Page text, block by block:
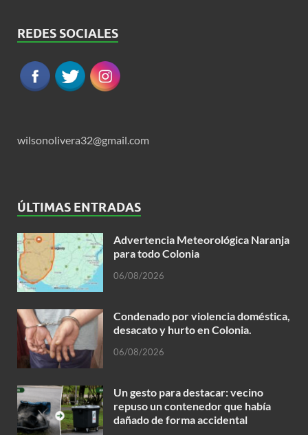
REDES SOCIALES
wilsonolivera32@gmail.com
ÚLTIMAS ENTRADAS
Advertencia Meteorológica Naranja
para todo Colonia
06/08/2026
Condenado por violencia doméstica,
desacato y hurto en Colonia.
06/08/2026
Un gesto para destacar: vecino
repuso un contenedor que había
dañado de forma accidental